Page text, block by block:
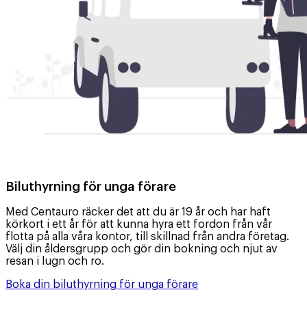
Biluthyrning för unga förare
Med Centauro räcker det att du är 19 år och har haft
körkort i ett år för att kunna hyra ett fordon från vår
flotta på alla våra kontor, till skillnad från andra företag.
Välj din åldersgrupp och gör din bokning och njut av
resan i lugn och ro.
Boka din biluthyrning för unga förare